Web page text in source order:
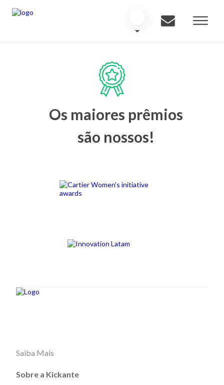
Os maiores prêmios
são nossos!
Saiba Mais
Sobre a Kickante